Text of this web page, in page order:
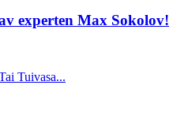
experten Max Sokolov!
Tuivasa...